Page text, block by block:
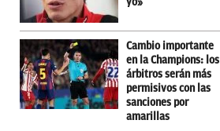
Cambio importante
en la Champions: los
árbitros serán más
permisivos con las
sanciones por
amarillas